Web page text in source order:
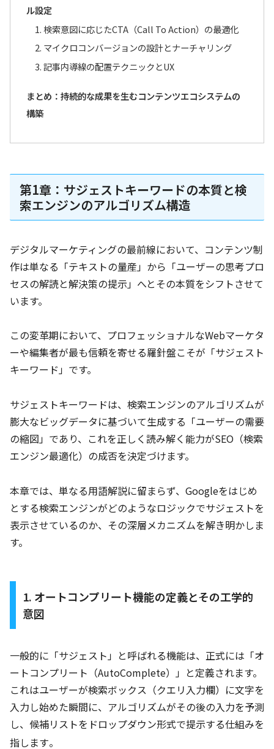
ル設定
1. 検索意図に応じたCTA（Call To Action）の最適化
2. マイクロコンバージョンの設計とナーチャリング
3. 記事内導線の配置テクニックとUX
まとめ：持続的な成果を生むコンテンツエコシステムの
構築
第1章：サジェストキーワードの本質と検
索エンジンのアルゴリズム構造
デジタルマーケティングの最前線において、コンテンツ制
作は単なる「テキストの量産」から「ユーザーの思考プロ
セスの解読と解決策の提示」へとその本質をシフトさせて
います。
この変革期において、プロフェッショナルなWebマーケタ
ーや編集者が最も信頼を寄せる羅針盤こそが「サジェスト
キーワード」です。
サジェストキーワードは、検索エンジンのアルゴリズムが
膨大なビッグデータに基づいて生成する「ユーザーの需要
の縮図」であり、これを正しく読み解く能力がSEO（検索
エンジン最適化）の成否を決定づけます。
本章では、単なる用語解説に留まらず、Googleをはじめ
とする検索エンジンがどのようなロジックでサジェストを
表示させているのか、その深層メカニズムを解き明かしま
す。
1. オートコンプリート機能の定義とその工学的
意図
一般的に「サジェスト」と呼ばれる機能は、正式には「オ
ートコンプリート（AutoComplete）」と定義されます。
これはユーザーが検索ボックス（クエリ入力欄）に文字を
入力し始めた瞬間に、アルゴリズムがその後の入力を予測
し、候補リストをドロップダウン形式で提示する仕組みを
指します。